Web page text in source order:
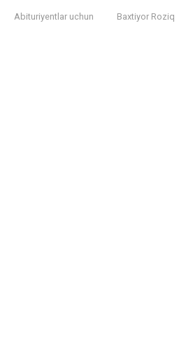
Abituriyentlar uchun Baxtiyor Roziq